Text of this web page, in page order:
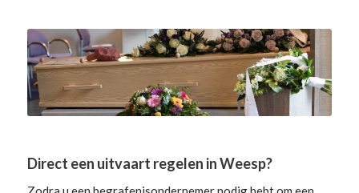
Direct een uitvaart regelen in Weesp?